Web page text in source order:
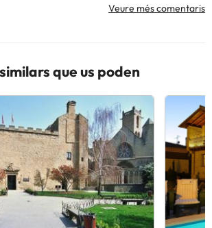
Veure més comentaris
que us poden